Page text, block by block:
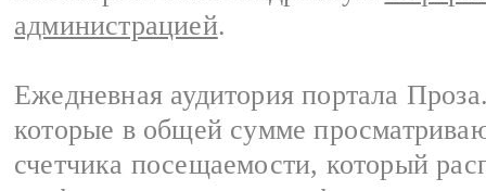
администрацией.
Ежедневная аудитория портала
которые в общей сумме
счетчика посещаемости, который